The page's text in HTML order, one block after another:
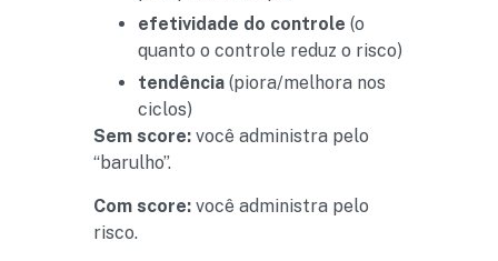
efetividade do controle (o
quanto o controle reduz o risco)
tendência (piora/melhora nos
ciclos)
Sem score: você administra pelo
“barulho”.
Com score: você administra pelo
risco.